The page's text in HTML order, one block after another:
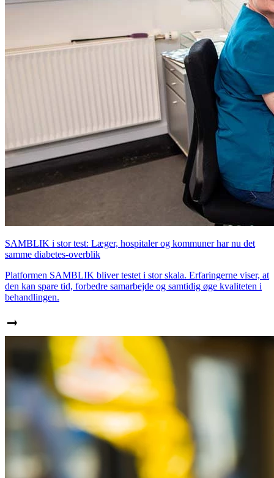
SAMBLIK i stor test: Læger, hospitaler og kommuner har nu det
samme diabetes-overblik
Platformen SAMBLIK bliver testet i stor skala. Erfaringerne viser, at
den kan spare tid, forbedre samarbejde og samtidig øge kvaliteten i
behandlingen.